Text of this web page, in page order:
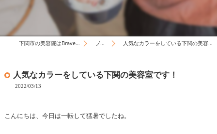
下関市の美容院はBravery-hair ブログ 人気なカラーをしている下関の美容室です！
人気なカラーをしている下関の美容室です！
2022/03/13
こんにちは、今日は一転して猛暑でしたね。